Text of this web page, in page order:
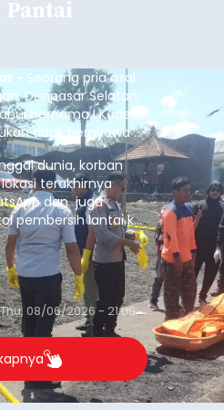
Pantai
- Seorang pria asal
Denpasar Selatan,
bernama I Kadek
tidak bernyawa di
dunia, korban
terakhirnya
dan juga
pembersih lantai ke
Thu, 08/06/2026 - 21:06